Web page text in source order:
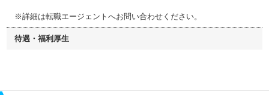
※詳細は転職エージェントへお問い合わせください。
待遇・福利厚生